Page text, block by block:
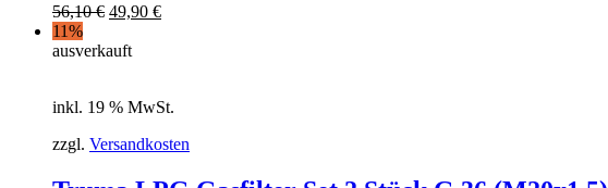
56,10€ 49,90 €
11%
ausverkauft
inkl. 19 % MwSt.
zzgl. Versandkosten